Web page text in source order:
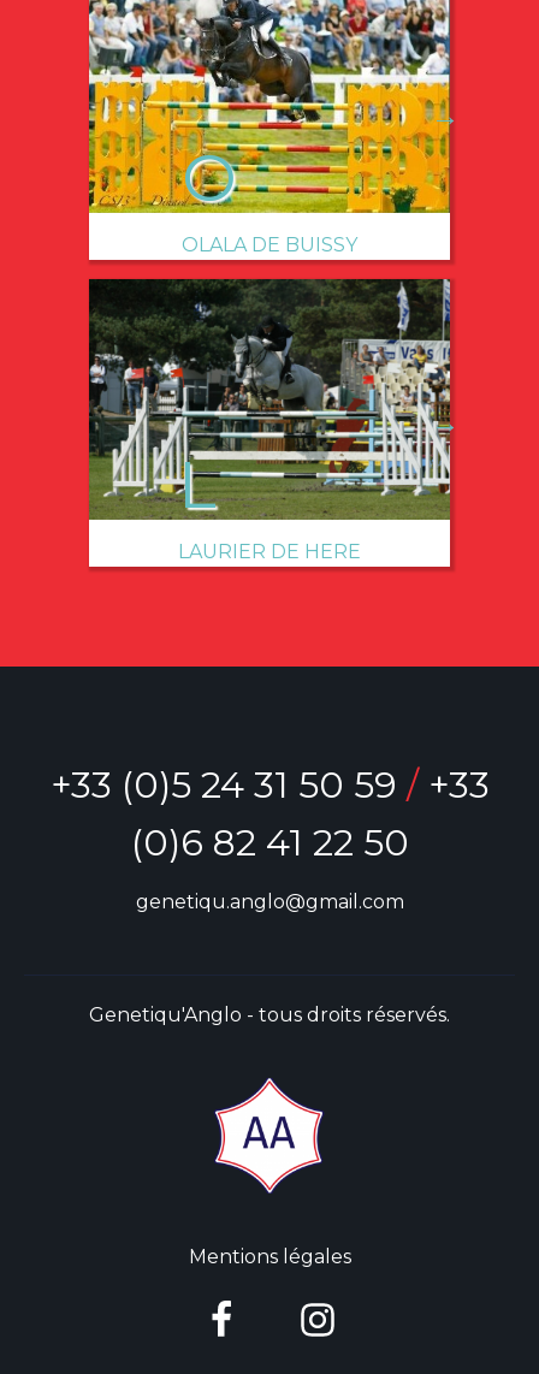
OLALA DE BUISSY
→
LAURIER DE HERE
→
+33 (0)5 24 31 50 59 / +33
(0)6 82 41 22 50
genetiqu.anglo@gmail.com
Genetiqu'Anglo - tous droits réservés.
Mentions légales